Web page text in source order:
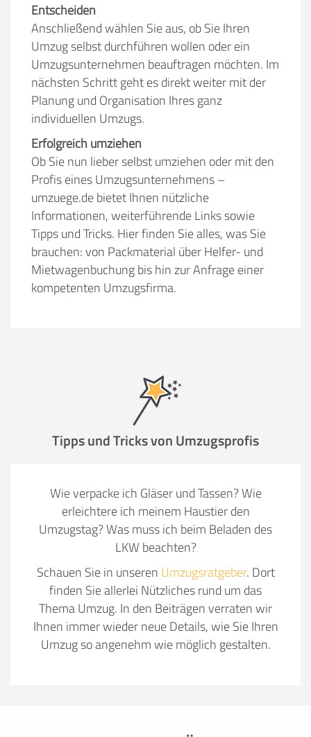
Entscheiden
Anschließend wählen Sie aus, ob Sie Ihren
Umzug selbst durchführen wollen oder ein
Umzugsunternehmen beauftragen möchten. Im
nächsten Schritt geht es direkt weiter mit der
Planung und Organisation Ihres ganz
individuellen Umzugs.
Erfolgreich umziehen
Ob Sie nun lieber selbst umziehen oder mit den
Profis eines Umzugsunternehmens –
umzuege.de bietet Ihnen nützliche
Informationen, weiterführende Links sowie
Tipps und Tricks. Hier finden Sie alles, was Sie
brauchen: von Packmaterial über Helfer- und
Mietwagenbuchung bis hin zur Anfrage einer
kompetenten Umzugsfirma.
Tipps und Tricks von Umzugsprofis
Wie verpacke ich Gläser und Tassen? Wie
erleichtere ich meinem Haustier den
Umzugstag? Was muss ich beim Beladen des
LKW beachten?
Schauen Sie in unseren Umzugsratgeber. Dort
finden Sie allerlei Nützliches rund um das
Thema Umzug. In den Beiträgen verraten wir
Ihnen immer wieder neue Details, wie Sie Ihren
Umzug so angenehm wie möglich gestalten.